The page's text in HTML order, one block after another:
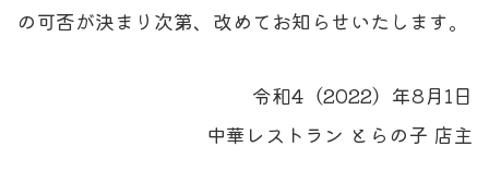
の可否が決まり次第、改めてお知らせいたします。
令和4（2022）年8月1日
中華レストラン とらの子 店主